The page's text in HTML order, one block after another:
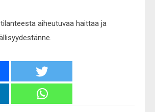
aiheutuvaa haittaa ja